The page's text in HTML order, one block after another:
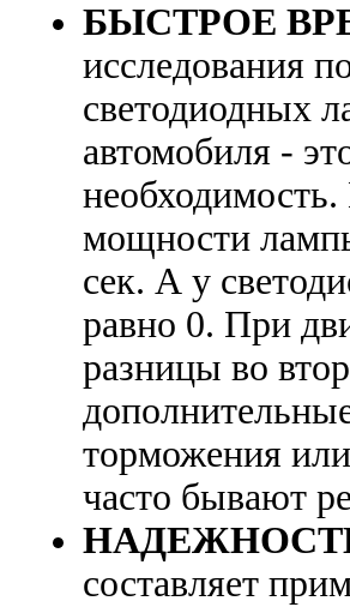
БЫСТРОЕ
исследования
светодиодных
автомобиля -
мощности
сек. А у
равно 0. При
разницы во
торможения
часто бывают
составляет